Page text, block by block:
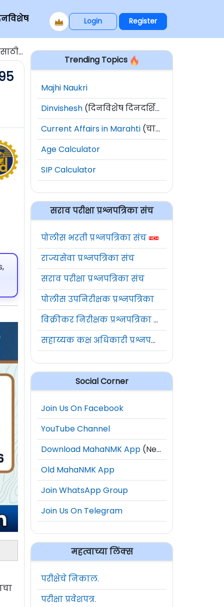
Login Register
Trending Topics
Majhi Naukri
Dinvishesh (दिनविशेष दिनदर्शिका)
Current Affairs in Marahti (चालू घडामोडी)
Age Calculator
SIP Calculator
सराव परीक्षा प्रश्नपत्रिका संच
पोलीस भरती प्रश्नपत्रिका संच
राज्यसेवा प्रश्नपत्रिका संच
सराव परीक्षा प्रश्नपत्रिका संच
पोलीस उपनिरीक्षक प्रश्नपत्रिका
विक्रीकर निरीक्षक प्रश्नपत्रिका संच
सहाय्यक कक्ष अधिकारी प्रश्नपत्रिका संच
Social Corner
Join Us On Facebook
YouTube Channel
Download MahaNMK App (New)
Old MahaNMK App
Join WhatsApp Group
Join Us On Telegram
महत्वाच्या लिंक्स
परीक्षेचे निकाल.
परीक्षा प्रवेशपत्र.